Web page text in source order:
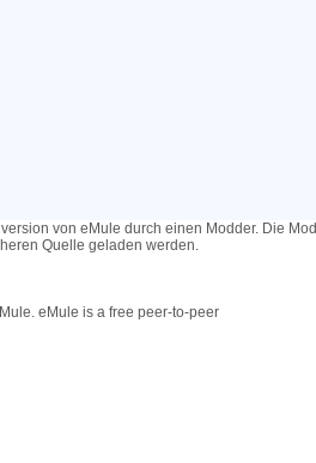
von eMule durch einen Modder. Die Mod
Quelle geladen werden.
eMule is a free peer-to-peer